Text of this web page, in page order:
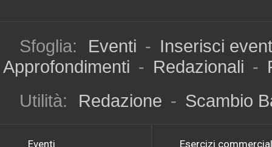
Sfoglia: Eventi - Inserisci
Approfondimenti - Redazionali -
Utilità:
Redazione - Scambio
Eventi Esercizi